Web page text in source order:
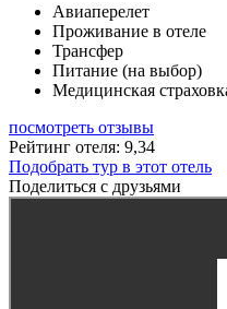
Авиаперелет
Проживание в отеле
Трансфер
Питание (на выбор)
Медицинская
посмотреть отзывы
Рейтинг отеля: 9,34
Подобрать тур в этот отель
Поделиться с друзьями